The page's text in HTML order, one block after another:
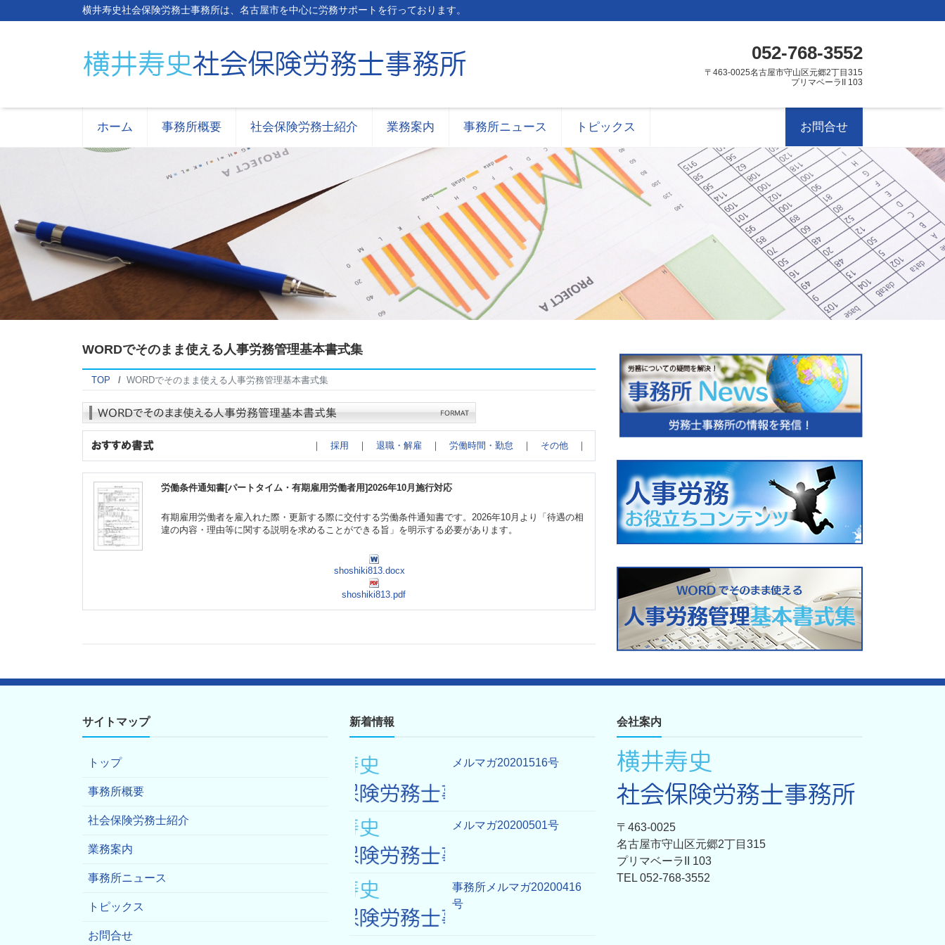
横井寿史社会保険労務士事務所は、名古屋市を中心に労務サポートを行っております。
052-768-3552
〒463-0025名古屋市守山区元郷2丁目315
プリマベーラII 103
ホーム 事務所概要 社会保険労務士紹介 業務案内 事務所ニュース トピックス お問合せ
WORDでそのまま使える人事労務管理基本書式集
TOP WORDでそのまま使える人事労務管理基本書式集
｜ 採用 ｜ 退職・解雇 ｜ 労働時間・勤怠 ｜ その他 ｜
労働条件通知書[パートタイム・有期雇用労働者用]2026年10月施行対応
有期雇用労働者を雇入れた際・更新する際に交付する労働条件通知書です。2026年10月より「待遇の相
違の内容・理由等に関する説明を求めることができる旨」を明示する必要があります。
shoshiki813.docx
shoshiki813.pdf
サイトマップ
トップ
事務所概要
社会保険労務士紹介
業務案内
事務所ニュース
トピックス
お問合せ
新着情報
メルマガ20201516号
メルマガ20200501号
事務所メルマガ20200416
号
会社案内
〒463-0025
名古屋市守山区元郷2丁目315
プリマベーラII 103
TEL 052-768-3552